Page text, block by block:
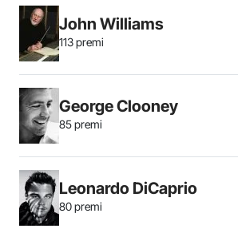
John Williams
113 premi
George Clooney
85 premi
Leonardo DiCaprio
80 premi